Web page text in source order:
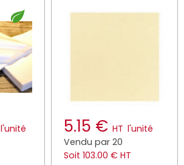
l'unité
5.15 € HT l'unité
Vendu par 20
Soit 103.00 € HT